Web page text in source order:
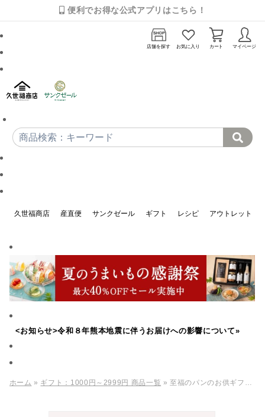
便利でお得な公式アプリはこちら！
店舗を探す お気に入り カート マイページ
久世福商店 産直便 サンクゼール ギフト レシピ アウトレット
<お知らせ>令和８年熊本地震に伴うお届けへの影響について»
ホーム » ギフト：1000円～2999円 商品一覧 » 至福のパンのお供ギフト（3本入り）